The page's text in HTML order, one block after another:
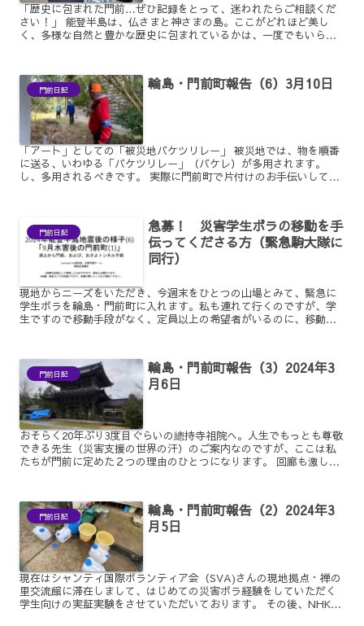
「歴史に包まれた門前…ぜひ記録をとって、迷われたらご相談くだ
さい！」 能登半島は、仏さまと神さまの島。ここがどれほど美し
く、多様な自然と豊かな歴史に包まれているかは、一度でもいらっ
門前日記 輪島・門前町報告（6）3月10日
「アート」としての「被災地バケツリレー」 被災地では、物を順番
に送る、いわゆる「バケツリレー」（バケレ）が多用されます。
し、多用されるべきです。 実際に門前町で片付けのお手伝いしてい
門前日記
急募！ 災害学生ボラの移動を手
伝ってくださる方（緊急駒大隊に
同行）
現地からニーズをいただき、今週末をひとつの山場とみて、緊急に
学生ボラを輪島・門前町に入れます。私も連れて行くのですが、学
生ですので移動手段がなく、定員以上の希望者がいるのに、移動手
門前日記
輪島・門前町報告（3）2024年3
月6日
おそらく20年ぶり3度目ぐらいの總持寺祖院へ。人生でもっとも尊敬
できる先生（災害支援の世界の汗）のご案内なのですが、ここは私
たちが門前に定めた２つの理由のひとつになります。 回廊も激しく
門前日記
輪島・門前町報告（2）2024年3
月5日
現在はシャンティ国際ボランティア会（SVA)さんの現地拠点・禅の
里交流館に滞在しまして、はじめての災害ボラ経験をしていただく
学生向けの実証実験をさせていただいております。 その後、NHKさ